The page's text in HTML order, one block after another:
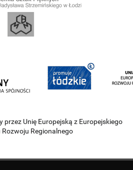
przez Unię Europejską z Europejskiego
Rozwoju Regionalnego